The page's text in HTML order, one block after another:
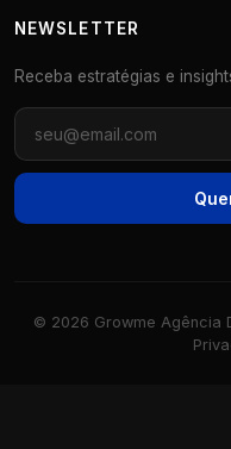
NEWSLETTER
Receba estratégias e
© 2026 Growme Agência